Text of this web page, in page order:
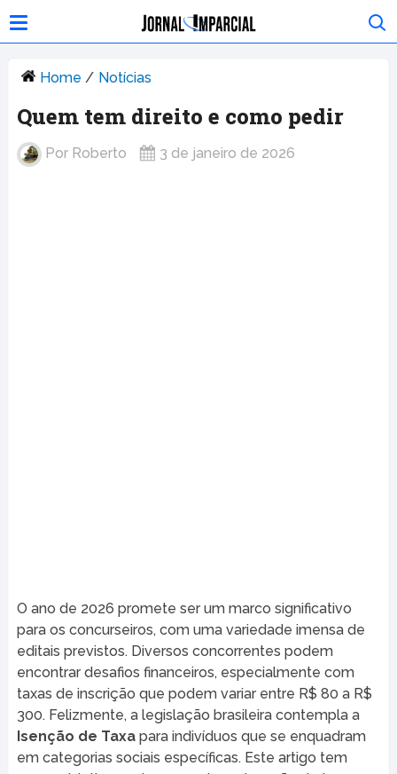
Home / Notícias
Quem tem direito e como pedir
Por Roberto 3 de janeiro de 2026
O ano de 2026 promete ser um marco significativo
para os concurseiros, com uma variedade imensa de
editais previstos. Diversos concorrentes podem
encontrar desafios financeiros, especialmente com
taxas de inscrição que podem variar entre R$ 80 a R$
300. Felizmente, a legislação brasileira contempla a
Isenção de Taxapara indivíduos que se enquadram
em categorias sociais específicas. Este artigo tem